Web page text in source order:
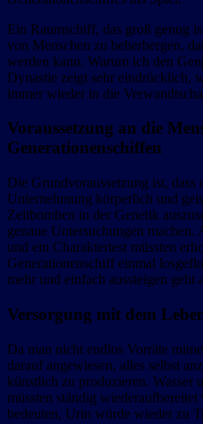
Ein Raumschiff, das groß genug
von Menschen zu beherbergen,
werden kann. Warum ich den
Dynastie zeigt sehr eindrücklich,
immer wieder in die
Voraussetzung an die
Generationenschiffen
Die Grundvoraussetzung ist,
Unternehmung körperlich und
Zeitbomben in der Genetik
genaue Untersuchungen
und ein Charaktertest müssten
Generationenschiff einmal
mehr und einfach aussteigen geht
Versorgung mit dem
Da man nicht endlos Vorräte
darauf angewiesen, alles selbst
künstlich zu produzieren. Wasser
müssten ständig
bedeuten, Urin würde wieder zu